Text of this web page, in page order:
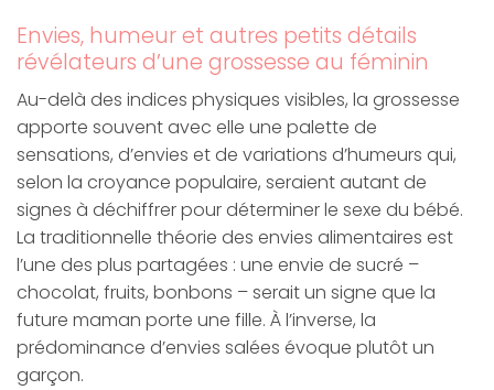
Envies, humeur et autres petits détails
révélateurs d’une grossesse au féminin
Au-delà des indices physiques visibles, la grossesse
apporte souvent avec elle une palette de
sensations, d’envies et de variations d’humeurs qui,
selon la croyance populaire, seraient autant de
signes à déchiffrer pour déterminer le sexe du bébé.
La traditionnelle théorie des envies alimentaires est
l’une des plus partagées : une envie de sucré –
chocolat, fruits, bonbons – serait un signe que la
future maman porte une fille. À l’inverse, la
prédominance d’envies salées évoque plutôt un
garçon.